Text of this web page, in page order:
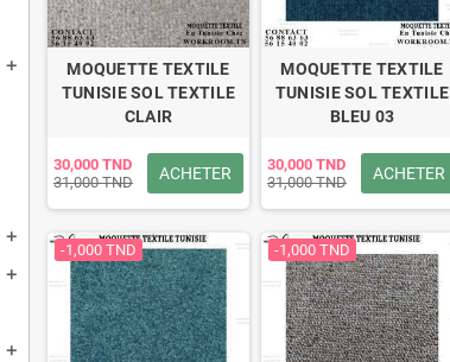
add
add
add
add
MOQUETTE TEXTILE
TUNISIE SOL TEXTILE
CLAIR
30,000 TND
31,000 TND
ACHETER
MOQUETTE TEXTILE
TUNISIE SOL TEXTILE
BLEU 03
30,000 TND
31,000 TND
ACHETER
-1,000 TND -1,000 TND